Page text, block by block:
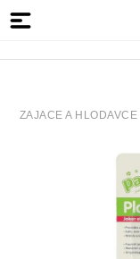
ZAJACE A HLODAVCE